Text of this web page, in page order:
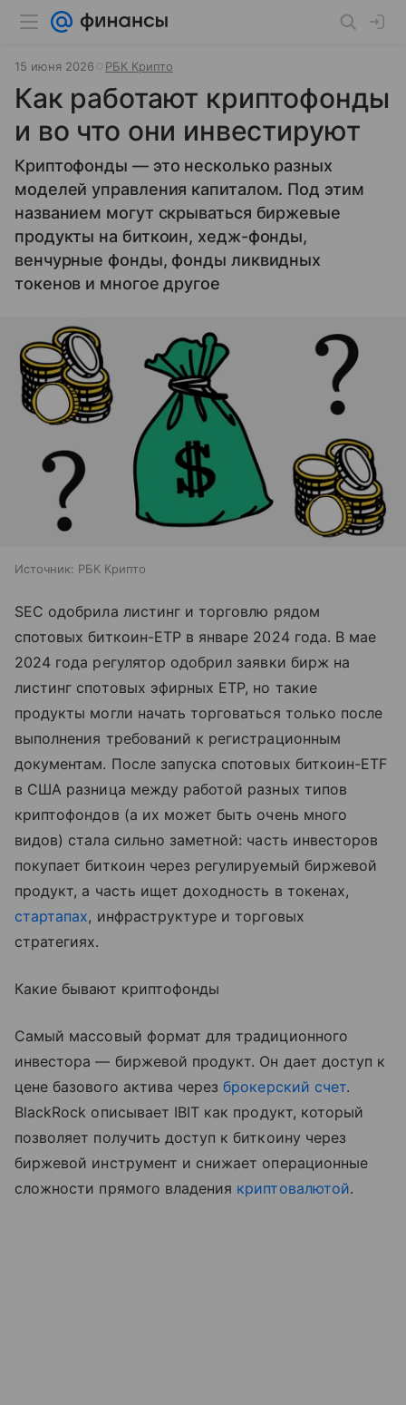
15 июня 2026 РБК Крипто
Как работают криптофонды
и во что они инвестируют
Криптофонды — это несколько разных
моделей управления капиталом. Под этим
названием могут скрываться биржевые
продукты на биткоин, хедж-фонды,
венчурные фонды, фонды ликвидных
токенов и многое другое
Источник: РБК Крипто
SEC одобрила листинг и торговлю рядом
спотовых биткоин-ETP в январе 2024 года. В мае
2024 года регулятор одобрил заявки бирж на
листинг спотовых эфирных ETP, но такие
продукты могли начать торговаться только после
выполнения требований к регистрационным
документам. После запуска спотовых биткоин-ETF
в США разница между работой разных типов
криптофондов (а их может быть очень много
видов) стала сильно заметной: часть инвесторов
покупает биткоин через регулируемый биржевой
продукт, а часть ищет доходность в токенах,
стартапах, инфраструктуре и торговых
стратегиях.
Какие бывают криптофонды
Самый массовый формат для традиционного
инвестора — биржевой продукт. Он дает доступ к
цене базового актива черезброкерский счет.
BlackRock описывает IBIT как продукт, который
позволяет получить доступ к биткоину через
биржевой инструмент и снижает операционные
сложности прямого владения криптовалютой.